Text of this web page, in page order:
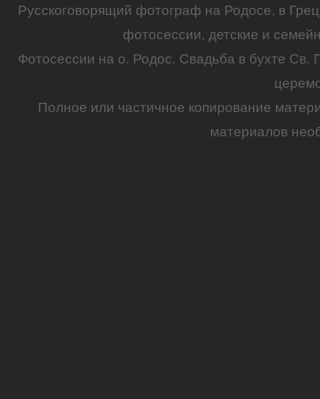
Русскоговорящий фотограф на Родосе, в
фотосессии, детские и
Фотосессии на о. Родос. Свадьба в бухте Св.
Полное или частичное копирование
материалов